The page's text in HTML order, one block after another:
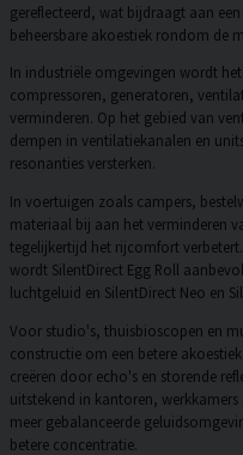
gereflecteerd, wat bijdraagt aan
beheersbare akoestiek rondom de
In industriële omgevingen wordt
compressoren, generatoren,
verminderen. Op het gebied van
dempen in ventilatiekanalen en
resonanties versterken.
In voertuigen zoals campers,
materiaal bij aan het verminderen
tegelijkertijd het rijcomfort
wordt SilentDirect Egg Roll
luchtgeluid en SilentDirect Neo en
Voor studio's, thuisbioscopen en
constructie om een betere
creëren door echo's en storende
uitstekend in kantoren,
meer gebalanceerde
betere concentratie.